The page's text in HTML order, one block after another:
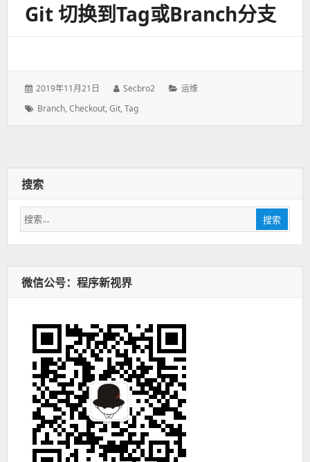
Git 切换到tag或branch分支
发
于：
2019年11月21日
作
Secbro2
分
运维
标
Branch,Checkout,Git,Tag
搜索
搜
索：
搜索
微信公号：程序新视界